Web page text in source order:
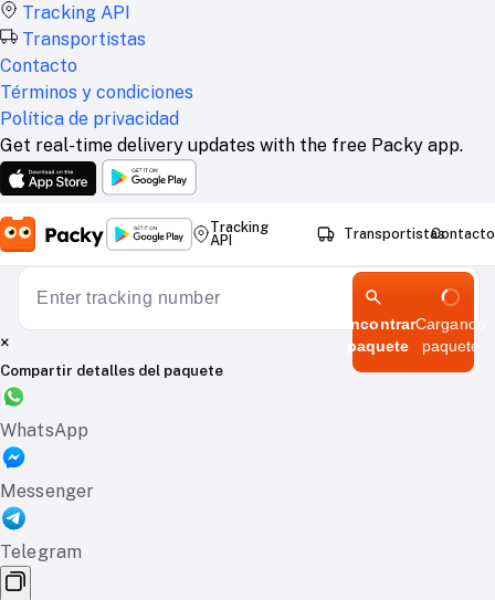
Tracking API
Transportistas
Contacto
Términos y condiciones
Política de privacidad
Get real-time delivery updates with the free Packy app.
Tracking
API
TransportistasContacto
Encontrar
paquete
Cargando
paquete
×
Compartir detalles del paquete
WhatsApp
Messenger
Telegram